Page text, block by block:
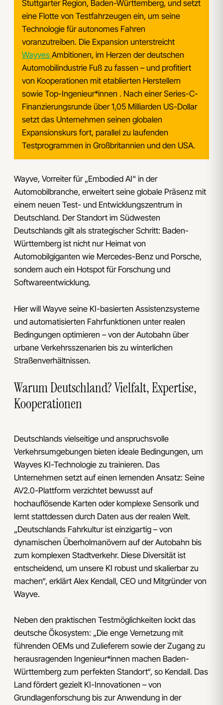
Stuttgarter Region, Baden-Württemberg, und setzt
eine Flotte von Testfahrzeugen ein, um seine
Technologie für autonomes Fahren
voranzutreiben. Die Expansion unterstreicht
Wayves Ambitionen, im Herzen der deutschen
Automobilindustrie Fuß zu fassen – und profitiert
von Kooperationen mit etablierten Herstellern
sowie Top-Ingenieur*innen . Nach einer Series-C-
Finanzierungsrunde über 1,05 Milliarden US-Dollar
setzt das Unternehmen seinen globalen
Expansionskurs fort, parallel zu laufenden
Testprogrammen in Großbritannien und den USA.
Wayve, Vorreiter für „Embodied AI“ in der
Automobilbranche, erweitert seine globale Präsenz mit
einem neuen Test- und Entwicklungszentrum in
Deutschland. Der Standort im Südwesten
Deutschlands gilt als strategischer Schritt: Baden-
Württemberg ist nicht nur Heimat von
Automobilgiganten wie Mercedes-Benz und Porsche,
sondern auch ein Hotspot für Forschung und
Softwareentwicklung.
Hier will Wayve seine KI-basierten Assistenzsysteme
und automatisierten Fahrfunktionen unter realen
Bedingungen optimieren – von der Autobahn über
urbane Verkehrsszenarien bis zu winterlichen
Straßenverhältnissen.
Warum Deutschland? Vielfalt, Expertise,
Kooperationen
Deutschlands vielseitige und anspruchsvolle
Verkehrsumgebungen bieten ideale Bedingungen, um
Wayves KI-Technologie zu trainieren. Das
Unternehmen setzt auf einen lernenden Ansatz: Seine
AV2.0-Plattform verzichtet bewusst auf
hochauflösende Karten oder komplexe Sensorik und
lernt stattdessen durch Daten aus der realen Welt.
„Deutschlands Fahrkultur ist einzigartig – von
dynamischen Überholmanövern auf der Autobahn bis
zum komplexen Stadtverkehr. Diese Diversität ist
entscheidend, um unsere KI robust und skalierbar zu
machen“, erklärt Alex Kendall, CEO und Mitgründer von
Wayve.
Neben den praktischen Testmöglichkeiten lockt das
deutsche Ökosystem: „Die enge Vernetzung mit
führenden OEMs und Zulieferern sowie der Zugang zu
herausragenden Ingenieur*innen machen Baden-
Württemberg zum perfekten Standort“, so Kendall. Das
Land fördert gezielt KI-Innovationen – von
Grundlagenforschung bis zur Anwendung in der